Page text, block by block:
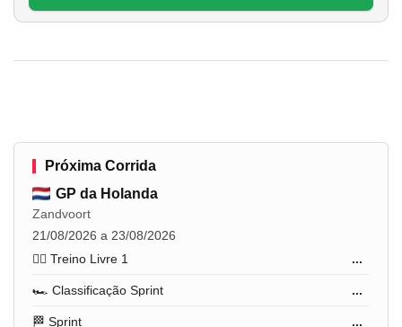
Próxima Corrida
GP da Holanda
Zandvoort
21/08/2026 a 23/08/2026
🏋️‍♂️ Treino Livre 1
...
🏎️ Classificação Sprint ...
🏁 Sprint ...